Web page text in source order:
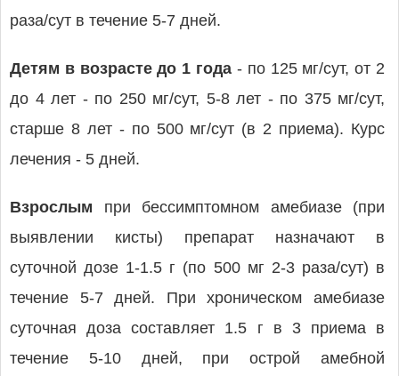
раза/сут в течение 5-7 дней.
Детям в возрасте до 1 года - по 125 мг/сут, от 2
до 4 лет - по 250 мг/сут, 5-8 лет - по 375 мг/сут,
старше 8 лет - по 500 мг/сут (в 2 приема). Курс
лечения - 5 дней.
Взрослым при бессимптомном амебиазе (при
выявлении кисты) препарат назначают в
суточной дозе 1-1.5 г (по 500 мг 2-3 раза/сут) в
течение 5-7 дней. При хроническом амебиазе
суточная доза составляет 1.5 г в 3 приема в
течение 5-10 дней, при острой амебной